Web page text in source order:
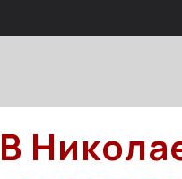
В